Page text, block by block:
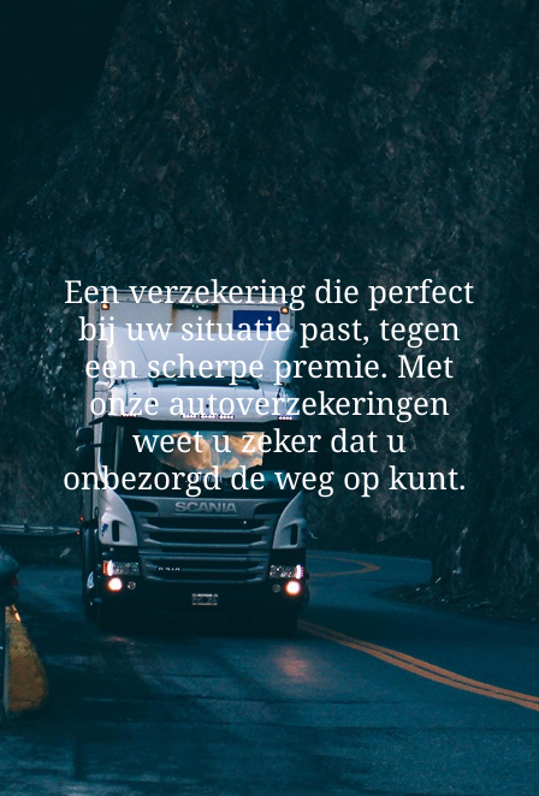
Een verzekering die perfect
bij uw situatie past, tegen
een scherpe premie. Met
onze autoverzekeringen
weet u zeker dat u
onbezorgd de weg op kunt.